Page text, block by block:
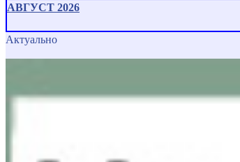
АВГУСТ 2026
Актуально